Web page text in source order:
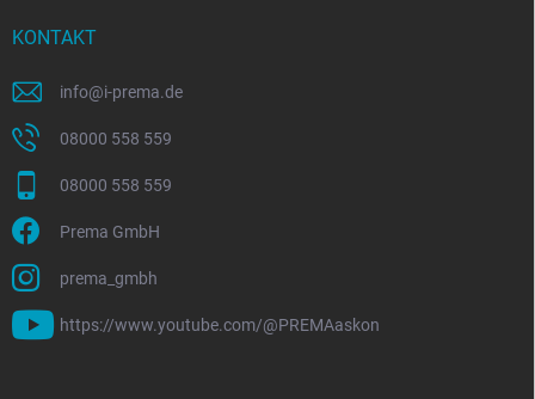
KONTAKT
info@i-prema.de
08000 558 559
08000 558 559
Prema GmbH
prema_gmbh
https://www.youtube.com/@PREMAaskon